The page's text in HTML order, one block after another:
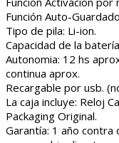
Función Auto-
Tipo de pila: Li-ion.
Capacidad de la
Autonomia: 12 hs
continua aprox.
Recargable por usb.
La caja incluye: Reloj
Packaging Original.
Garantía: 1 año